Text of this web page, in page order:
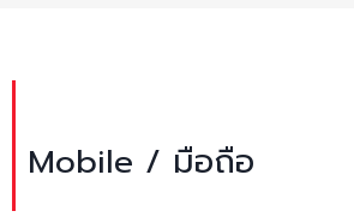
Mobile / มือถือ